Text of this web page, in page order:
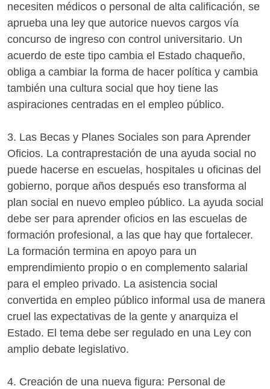
necesiten médicos o personal de alta calificación, se
aprueba una ley que autorice nuevos cargos vía
concurso de ingreso con control universitario. Un
acuerdo de este tipo cambia el Estado chaqueño,
obliga a cambiar la forma de hacer política y cambia
también una cultura social que hoy tiene las
aspiraciones centradas en el empleo público.
3. Las Becas y Planes Sociales son para Aprender
Oficios. La contraprestación de una ayuda social no
puede hacerse en escuelas, hospitales u oficinas del
gobierno, porque años después eso transforma al
plan social en nuevo empleo público. La ayuda social
debe ser para aprender oficios en las escuelas de
formación profesional, a las que hay que fortalecer.
La formación termina en apoyo para un
emprendimiento propio o en complemento salarial
para el empleo privado. La asistencia social
convertida en empleo público informal usa de manera
cruel las expectativas de la gente y anarquiza el
Estado. El tema debe ser regulado en una Ley con
amplio debate legislativo.
4. Creación de una nueva figura: Personal de